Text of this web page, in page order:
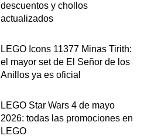
descuentos y chollos
actualizados
LEGO Icons 11377 Minas Tirith:
el mayor set de El Señor de los
Anillos ya es oficial
LEGO Star Wars 4 de mayo
2026: todas las promociones en
LEGO